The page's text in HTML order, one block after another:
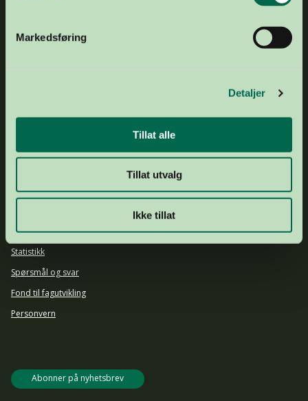
Markedsføring
Detaljer
Tillat alle
Tillat utvalg
Ikke tillat
E-POST post@organdonasjon.no
Om oss
Årsrapport 2024
Presse
Statistikk
Spørsmål og svar
Fond til fagutvikling
Personvern
Abonner på nyhetsbrev